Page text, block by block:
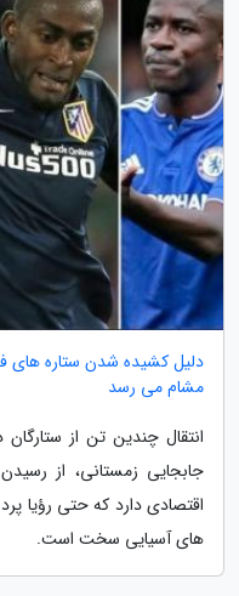
دلیل کشیده شدن ستاره های
مشام می رسد
انتقال چندین تن از
جابجایی زمستانی، از
اقتصادی دارد که حتی رؤیا
های آسیایی سخت است.